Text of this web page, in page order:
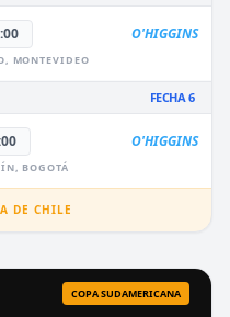
O'HIGGINS
MONTEVIDEO
FECHA 6
O'HIGGINS
BOGOTÁ
DE CHILE
COPA SUDAMERICANA